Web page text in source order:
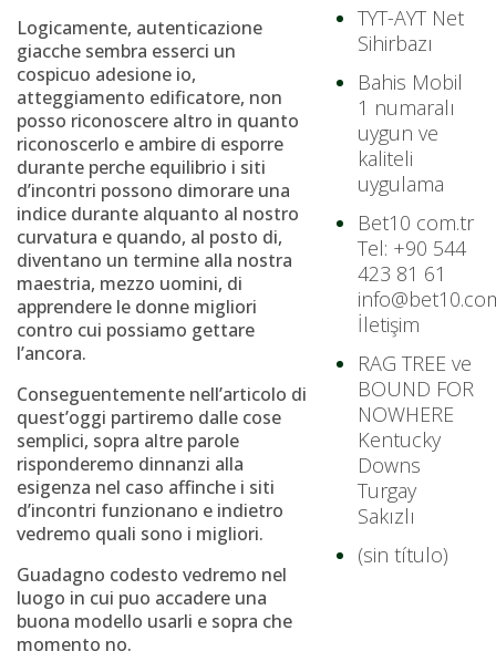
Logicamente, autenticazione
giacche sembra esserci un
cospicuo adesione io,
atteggiamento edificatore, non
posso riconoscere altro in quanto
riconoscerlo e ambire di esporre
durante perche equilibrio i siti
d’incontri possono dimorare una
indice durante alquanto al nostro
curvatura e quando, al posto di,
diventano un termine alla nostra
maestria, mezzo uomini, di
apprendere le donne migliori
contro cui possiamo gettare
l’ancora.
Conseguentemente nell’articolo di
quest’oggi partiremo dalle cose
semplici, sopra altre parole
risponderemo dinnanzi alla
esigenza nel caso affinche i siti
d’incontri funzionano e indietro
vedremo quali sono i migliori.
Guadagno codesto vedremo nel
luogo in cui puo accadere una
buona modello usarli e sopra che
momento no.
TYT-AYT Net
Sihirbazı
Bahis Mobil
1 numaralı
uygun ve
kaliteli
uygulama
Bet10 com.tr
Tel: +90 544
423 81 61
İletişim
RAG TREE ve
BOUND FOR
NOWHERE
Kentucky
Downs
Turgay
Sakızlı
(sin título)